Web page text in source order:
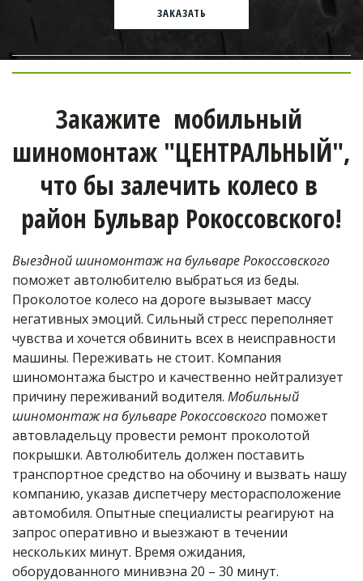
ЗАКАЗАТЬ
Закажите  мобильный
шиномонтаж "ЦЕНТРАЛЬНЫЙ",
что бы залечить колесо в
район Бульвар Рокоссовского!
Выездной шиномонтаж на бульваре Рокоссовского
поможет автолюбителю выбраться из беды.
Проколотое колесо на дороге вызывает массу
негативных эмоций. Сильный стресс переполняет
чувства и хочется обвинить всех в неисправности
машины. Переживать не стоит. Компания
шиномонтажа быстро и качественно нейтрализует
причину переживаний водителя. Мобильный
шиномонтаж на бульваре Рокоссовского поможет
автовладельцу провести ремонт проколотой
покрышки. Автолюбитель должен поставить
транспортное средство на обочину и вызвать нашу
компанию, указав диспетчеру месторасположение
автомобиля. Опытные специалисты реагируют на
запрос оперативно и выезжают в течении
нескольких минут. Время ожидания,
оборудованного минивэна 20 – 30 минут.